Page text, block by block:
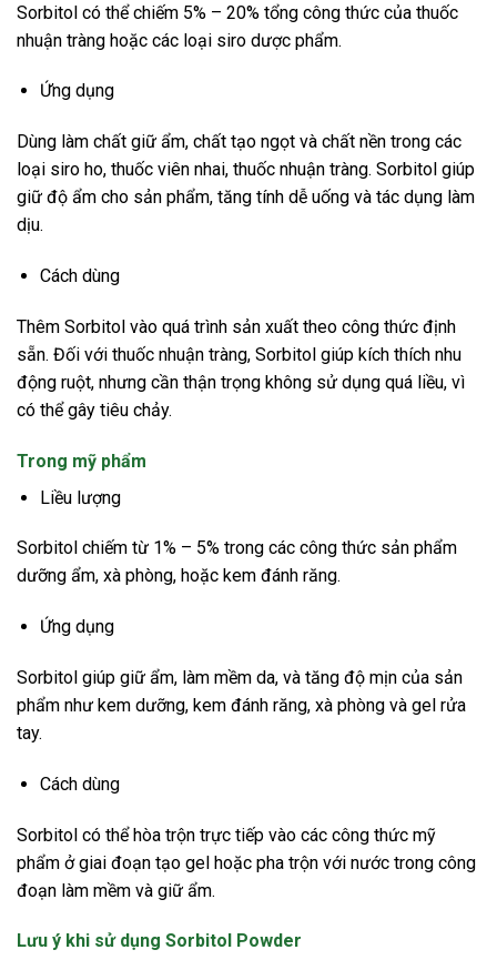
Sorbitol có thể chiếm 5% – 20% tổng công thức của thuốc
nhuận tràng hoặc các loại siro dược phẩm.
Ứng dụng
Dùng làm chất giữ ẩm, chất tạo ngọt và chất nền trong các
loại siro ho, thuốc viên nhai, thuốc nhuận tràng. Sorbitol giúp
giữ độ ẩm cho sản phẩm, tăng tính dễ uống và tác dụng làm
dịu.
Cách dùng
Thêm Sorbitol vào quá trình sản xuất theo công thức định
sẵn. Đối với thuốc nhuận tràng, Sorbitol giúp kích thích nhu
động ruột, nhưng cần thận trọng không sử dụng quá liều, vì
có thể gây tiêu chảy.
Trong mỹ phẩm
Liều lượng
Sorbitol chiếm từ 1% – 5% trong các công thức sản phẩm
dưỡng ẩm, xà phòng, hoặc kem đánh răng.
Ứng dụng
Sorbitol giúp giữ ẩm, làm mềm da, và tăng độ mịn của sản
phẩm như kem dưỡng, kem đánh răng, xà phòng và gel rửa
tay.
Cách dùng
Sorbitol có thể hòa trộn trực tiếp vào các công thức mỹ
phẩm ở giai đoạn tạo gel hoặc pha trộn với nước trong công
đoạn làm mềm và giữ ẩm.
Lưu ý khi sử dụng Sorbitol Powder